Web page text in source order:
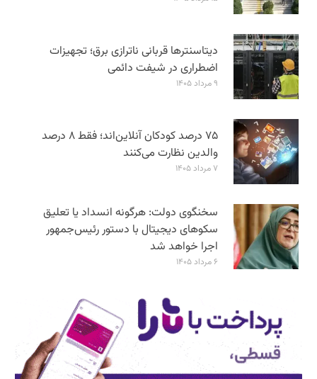
دیتاسنترها قربانی ناترازی برق؛ تجهیزات
اضطراری در شیفت دائمی
۹ مرداد ۱۴۰۵
۷۵ درصد کودکان آنلاین‌اند؛ فقط ۸ درصد
والدین نظارت می‌کنند
۷ مرداد ۱۴۰۵
سخنگوی دولت: هرگونه انسداد یا تعلیق
سکوهای دیجیتال با دستور رئیس‌جمهور
اجرا خواهد شد
۶ مرداد ۱۴۰۵